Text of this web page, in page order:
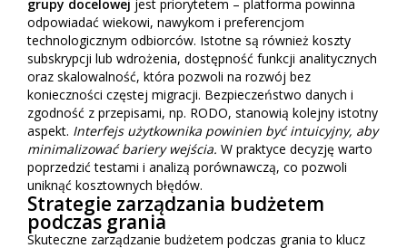
grupy docelowej jest priorytetem – platforma powinna
odpowiadać wiekowi, nawykom i preferencjom
technologicznym odbiorców. Istotne są również koszty
subskrypcji lub wdrożenia, dostępność funkcji analitycznych
oraz skalowalność, która pozwoli na rozwój bez
konieczności częstej migracji. Bezpieczeństwo danych i
zgodność z przepisami, np. RODO, stanowią kolejny istotny
aspekt. Interfejs użytkownika powinien być intuicyjny, aby
minimalizować bariery wejścia. W praktyce decyzję warto
poprzedzić testami i analizą porównawczą, co pozwoli
uniknąć kosztownych błędów.
Strategie zarządzania budżetem
podczas grania
Skuteczne zarządzanie budżetem podczas grania to klucz